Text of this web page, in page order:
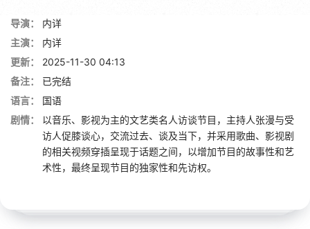
导演：
内详
主演：
内详
更新：
2025-11-30 04:13
备注：
已完结
语言：
国语
剧情：
以音乐、影视为主的文艺类名人访谈节目，主持人张漫与受
访人促膝谈心，交流过去、谈及当下，并采用歌曲、影视剧
的相关视频穿插呈现于话题之间，以增加节目的故事性和艺
术性，最终呈现节目的独家性和先访权。